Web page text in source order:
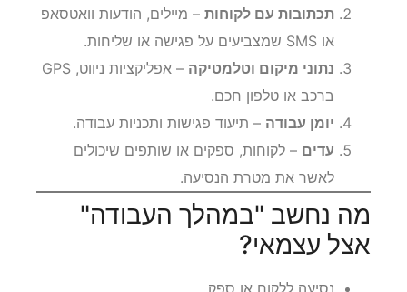
או הצעות מחיר הקשורים ליום התאונה.
תכתובות עם לקוחות– מיילים, הודעות וואטסאפ
או SMS שמצביעים על פגישה או שליחות.
נתוני מיקום וטלמטיקה
ברכב או טלפון חכם.
יומן עבודה– תיעוד פגישות ותכניות עבודה.
עדים– לקוחות, ספקים או שותפים שיכולים
לאשר את מטרת הנסיעה.
מה נחשב "במהלך העבודה"
אצל עצמאי?